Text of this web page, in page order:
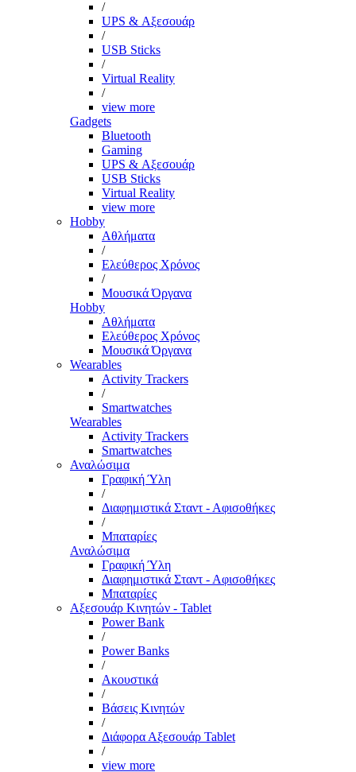
/
UPS & Αξεσουάρ
/
USB Sticks
/
Virtual Reality
/
view more
Gadgets
Bluetooth
Gaming
UPS & Αξεσουάρ
USB Sticks
Virtual Reality
view more
Hobby
Αθλήματα
/
Ελεύθερος Χρόνος
/
Μουσικά Όργανα
Hobby
Αθλήματα
Ελεύθερος Χρόνος
Μουσικά Όργανα
Wearables
Activity Trackers
/
Smartwatches
Wearables
Activity Trackers
Smartwatches
Αναλώσιμα
Γραφική Ύλη
/
Διαφημιστικά Σταντ - Αφισοθήκες
/
Μπαταρίες
Αναλώσιμα
Γραφική Ύλη
Διαφημιστικά Σταντ - Αφισοθήκες
Μπαταρίες
Αξεσουάρ Κινητών - Tablet
Power Bank
/
Power Banks
/
Ακουστικά
/
Βάσεις Κινητών
/
Διάφορα Αξεσουάρ Tablet
/
view more